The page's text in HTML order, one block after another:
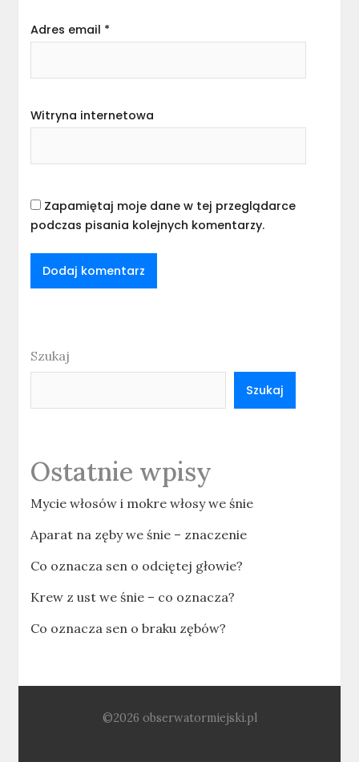
Adres email *
Witryna internetowa
Zapamiętaj moje dane w tej przeglądarce
podczas pisania kolejnych komentarzy.
Szukaj
Szukaj
Ostatnie wpisy
Mycie włosów i mokre włosy we śnie
Aparat na zęby we śnie – znaczenie
Co oznacza sen o odciętej głowie?
Krew z ust we śnie – co oznacza?
Co oznacza sen o braku zębów?
©2026 obserwatormiejski.pl